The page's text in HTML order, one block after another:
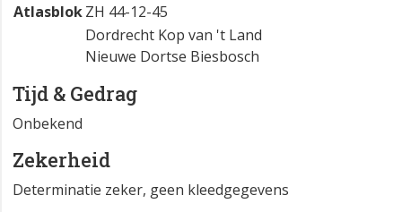
AtlasblokZH 44-12-45
Dordrecht Kop van 't Land
Nieuwe Dortse Biesbosch
Tijd & Gedrag
Onbekend
Zekerheid
Determinatie zeker, geen kleedgegevens